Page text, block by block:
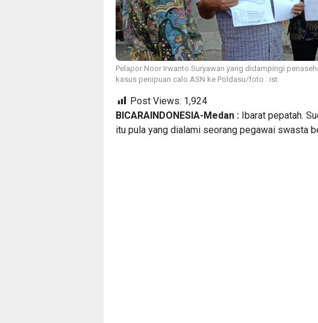
Pelapor Noor Irwanto Suryawan yang didampingi
kasus penipuan calo ASN ke Poldasu/foto : ist
Post Views: 1,924
BICARAINDONESIA-Medan : Ibarat pepatah.
itu pula yang dialami seorang pegawai swasta